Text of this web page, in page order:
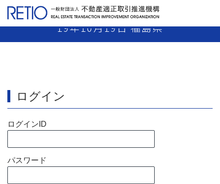
【19-28】 売主業者 業務停止1月 平成
19年10月19日 福島県
ログイン
ログインID
パスワード